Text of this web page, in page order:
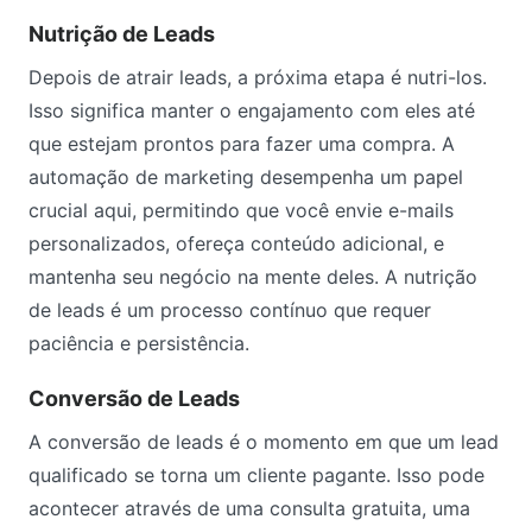
Nutrição de Leads
Depois de atrair leads, a próxima etapa é nutri-los.
Isso significa manter o engajamento com eles até
que estejam prontos para fazer uma compra. A
automação de marketing desempenha um papel
crucial aqui, permitindo que você envie e-mails
personalizados, ofereça conteúdo adicional, e
mantenha seu negócio na mente deles. A nutrição
de leads é um processo contínuo que requer
paciência e persistência.
Conversão de Leads
A conversão de leads é o momento em que um lead
qualificado se torna um cliente pagante. Isso pode
acontecer através de uma consulta gratuita, uma